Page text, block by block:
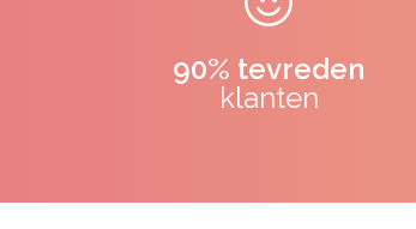
90% tevreden
klanten